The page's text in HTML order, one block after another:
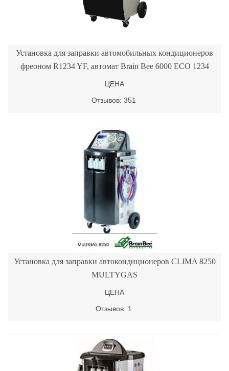
Установка для заправки автомобильных кондиционеров
фреоном R1234 YF, автомат Brain Bee 6000 ECO 1234
ЦЕНА
Отзывов: 351
Установка для заправки автокондиционеров CLIMA 8250
MULTYGAS
ЦЕНА
Отзывов: 1